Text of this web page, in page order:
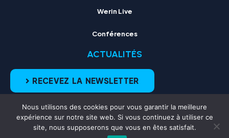
Werin Live
Conférences
ACTUALITÉS
RECEVEZ LA NEWSLETTER
Nous utilisons des cookies pour vous garantir la meilleure
expérience sur notre site web. Si vous continuez à utiliser ce
site, nous supposerons que vous en êtes satisfait.